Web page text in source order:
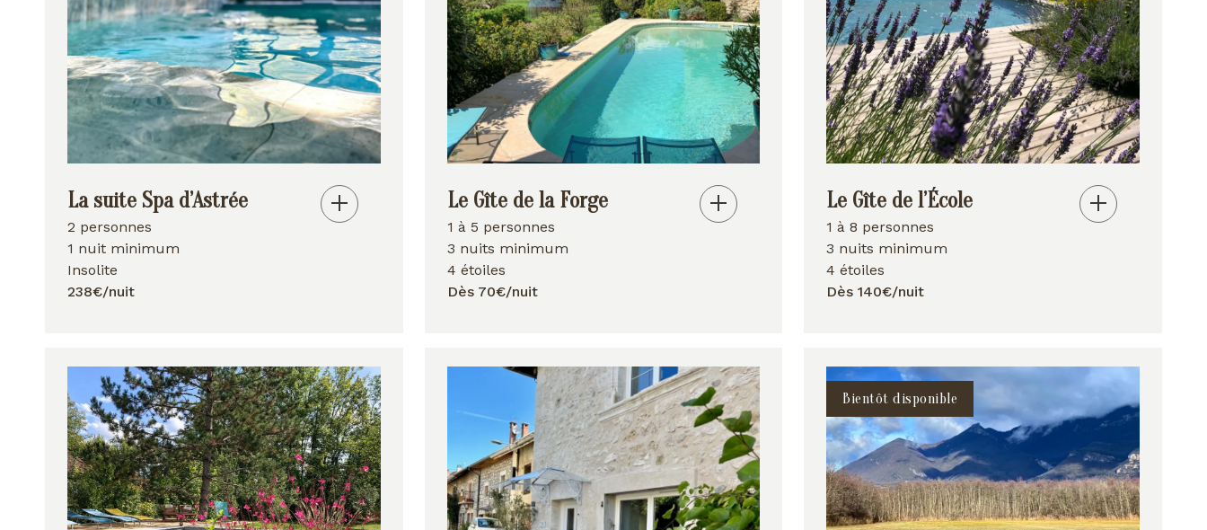
La suite Spa d’Astrée
2 personnes
1 nuit minimum
Insolite
238€/nuit
Le Gîte de la Forge
1 à 5 personnes
3 nuits minimum
4 étoiles
Dès 70€/nuit
Le Gîte de l’École
1 à 8 personnes
3 nuits minimum
4 étoiles
Dès 140€/nuit
Bientôt disponible